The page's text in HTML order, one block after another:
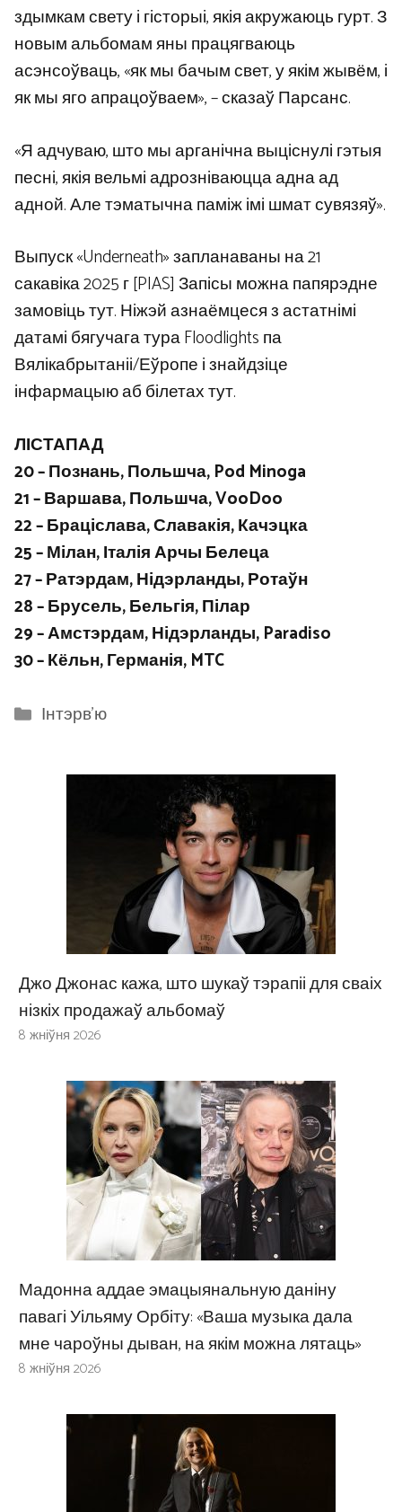
здымкам свету і гісторыі, якія акружаюць гурт. З
новым альбомам яны працягваюць
асэнсоўваць, «як мы бачым свет, у якім жывём, і
як мы яго апрацоўваем», – сказаў Парсанс.
«Я адчуваю, што мы арганічна выціснулі гэтыя
песні, якія вельмі адрозніваюцца адна ад
адной. Але тэматычна паміж імі шмат сувязяў».
Выпуск «Underneath» запланаваны на 21
сакавіка 2025 г [PIAS] Запісы можна папярэдне
замовіць тут. Ніжэй азнаёмцеся з астатнімі
датамі бягучага тура Floodlights па
Вялікабрытаніі/Еўропе і знайдзіце
інфармацыю аб білетах тут.
ЛІСТАПАД
20 – Познань, Польшча, Pod Minoga
21 – Варшава, Польшча, VooDoo
22 – Браціслава, Славакія, Качэцка
25 – Мілан, Італія Арчы Белеца
27 – Ратэрдам, Нідэрланды, Ротаўн
28 – Брусель, Бельгія, Пілар
29 – Амстэрдам, Нідэрланды, Paradiso
30 – Кёльн, Германія, MTC
Categories
Інтэрв'ю
Джо Джонас кажа, што шукаў тэрапіі для сваіх
нізкіх продажаў альбомаў
8 жніўня 2026
Мадонна аддае эмацыянальную даніну
павагі Уільяму Орбіту: «Ваша музыка дала
мне чароўны дыван, на якім можна лятаць»
8 жніўня 2026